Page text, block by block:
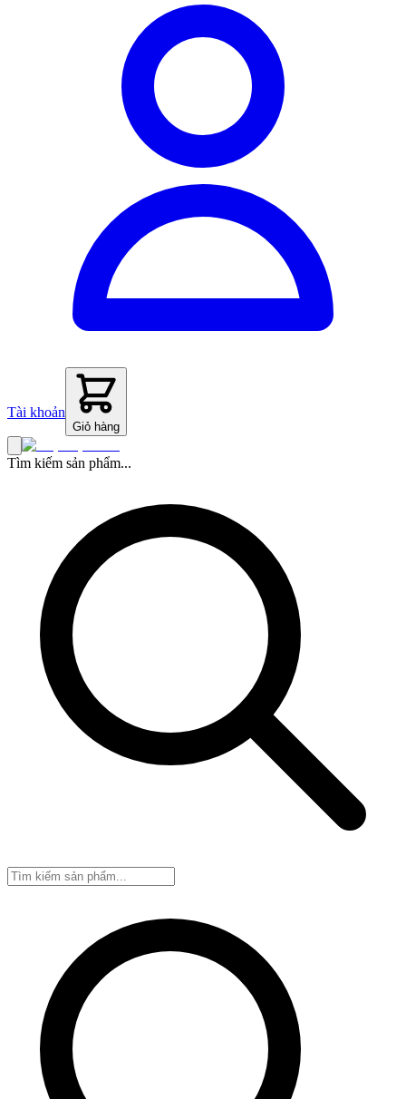
Tài khoản
Giỏ hàng
Tìm kiếm sản phẩm...